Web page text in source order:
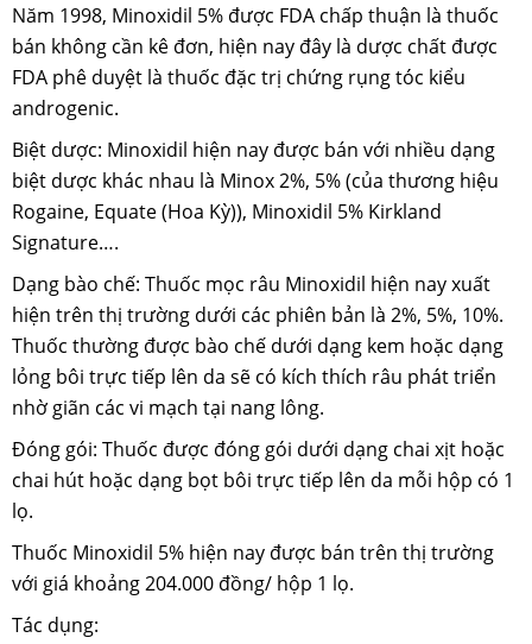
Năm 1998, Minoxidil 5% được FDA chấp thuận là thuốc
bán không cần kê đơn, hiện nay đây là dược chất được
FDA phê duyệt là thuốc đặc trị chứng rụng tóc kiểu
androgenic.
Biệt dược: Minoxidil hiện nay được bán với nhiều dạng
biệt dược khác nhau là Minox 2%, 5% (của thương hiệu
Rogaine, Equate (Hoa Kỳ)), Minoxidil 5% Kirkland
Signature….
Dạng bào chế: Thuốc mọc râu Minoxidil hiện nay xuất
hiện trên thị trường dưới các phiên bản là 2%, 5%, 10%.
Thuốc thường được bào chế dưới dạng kem hoặc dạng
lỏng bôi trực tiếp lên da sẽ có kích thích râu phát triển
nhờ giãn các vi mạch tại nang lông.
Đóng gói: Thuốc được đóng gói dưới dạng chai xịt hoặc
chai hút hoặc dạng bọt bôi trực tiếp lên da mỗi hộp có 1
lọ.
Thuốc Minoxidil 5% hiện nay được bán trên thị trường
với giá khoảng 204.000 đồng/ hộp 1 lọ.
Tác dụng: